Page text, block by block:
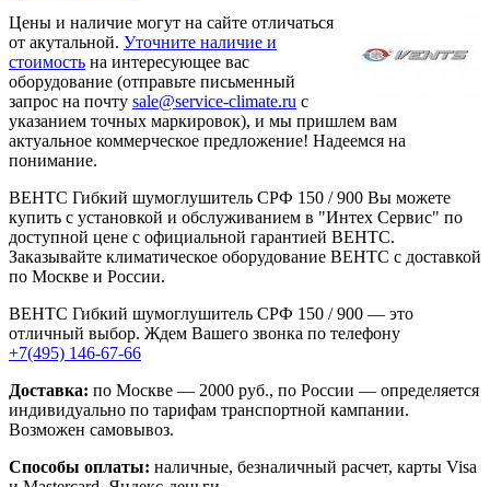
Цены и наличие могут на сайте отличаться
от акутальной. Уточните наличие и
стоимость на интересующее вас
оборудование (отправьте письменный
запрос на почту sale@service-climate.ru с
указанием точных маркировок), и мы пришлем вам
актуальное коммерческое предложение! Надеемся на
понимание.
ВЕНТС Гибкий шумоглушитель СРФ 150 / 900 Вы можете
купить с установкой и обслуживанием в "Интех Сервис" по
доступной цене с официальной гарантией ВЕНТС.
Заказывайте климатическое оборудование ВЕНТС с доставкой
по Москве и России.
ВЕНТС Гибкий шумоглушитель СРФ 150 / 900 — это
отличный выбор. Ждем Вашего звонка по телефону
+7(495) 146-67-66
Доставка: по Москве — 2000 руб., по России — определяется
индивидуально по тарифам транспортной кампании.
Возможен самовывоз.
Способы оплаты: наличные, безналичный расчет, карты Visa